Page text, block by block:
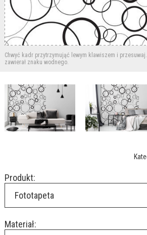
Chwyć kadr przytrzymująć lewym klawiszem i przesuwaj.
zawierał znaku wodnego.
Produkt:
Fototapeta
Materiał: